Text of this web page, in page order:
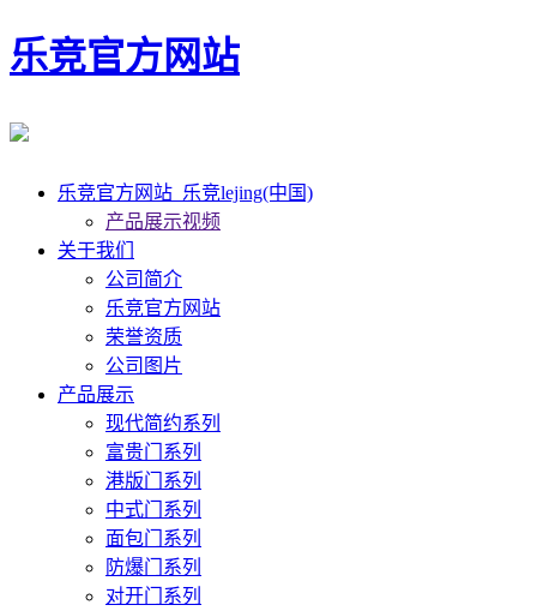
乐竞官方网站
乐竞官方网站_乐竞lejing(中国)
产品展示视频
关于我们
公司简介
乐竞官方网站
荣誉资质
公司图片
产品展示
现代简约系列
富贵门系列
港版门系列
中式门系列
面包门系列
防爆门系列
对开门系列